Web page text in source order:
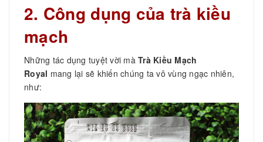
2. Công dụng của trà kiều
mạch
Những tác dụng tuyệt vời mà Trà Kiều Mạch
Royal mang lại sẽ khiến chúng ta vô vùng ngạc nhiên,
như: